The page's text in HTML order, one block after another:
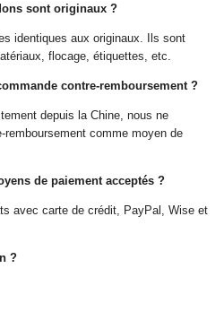
sont originaux ?
identiques aux originaux. Ils sont
flocage, étiquettes, etc.
contre-remboursement ?
depuis la Chine, nous ne
comme moyen de
de paiement acceptés ?
avec carte de crédit, PayPal, Wise et
?